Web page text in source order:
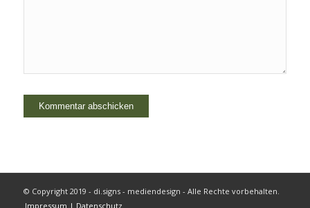
© Copyright 2019 - di.signs - mediendesign - Alle Rechte vorbehalten.
Impressum | Datenschutz